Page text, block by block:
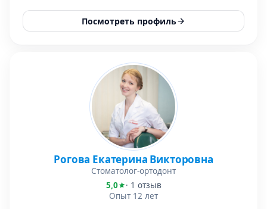
Посмотреть профиль
Рогова Екатерина Викторовна
Стоматолог-ортодонт
5,0
· 1 отзыв
Опыт 12 лет